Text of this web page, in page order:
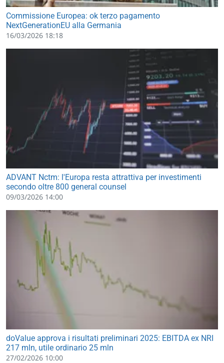
Commissione Europea: ok terzo pagamento
NextGenerationEU alla Germania
16/03/2026 18:18
ADVANT Nctm: l'Europa resta attrattiva per investimenti
secondo oltre 800 general counsel
09/03/2026 14:00
doValue approva i risultati preliminari 2025: EBITDA ex NRI
217 mln, utile ordinario 25 mln
27/02/2026 10:00